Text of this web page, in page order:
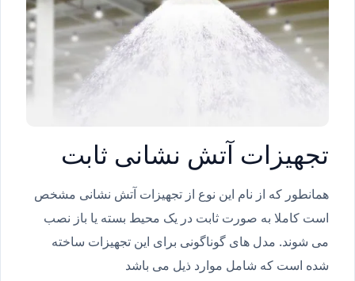
تجهیزات آتش نشانی ثابت
همانطور که از نام این نوع از تجهیزات آتش نشانی مشخص
است کاملا به صورت ثابت در یک محیط بسته یا باز نصب
می شوند. مدل های گوناگونی برای این تجهیزات ساخته
شده است که شامل موارد ذیل می باشد